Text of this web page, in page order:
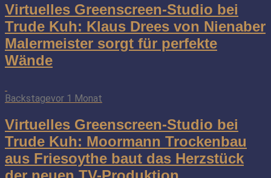
Virtuelles Greenscreen-Studio bei
Trude Kuh: Klaus Drees von Nienaber
Malermeister sorgt für perfekte
Wände
Backstagevor 1 Monat
Virtuelles Greenscreen-Studio bei
Trude Kuh: Moormann Trockenbau
aus Friesoythe baut das Herzstück